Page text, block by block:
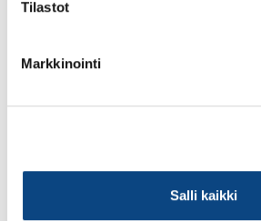
Tilastot
Markkinointi
Salli kaikki